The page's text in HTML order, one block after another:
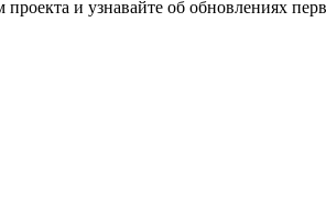
проекта и узнавайте об обновлениях